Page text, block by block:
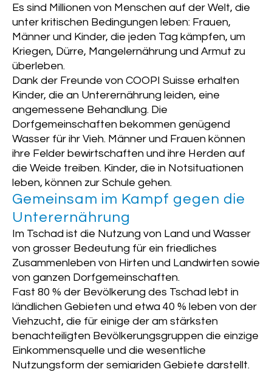
Es sind Millionen von Menschen auf der Welt, die
unter kritischen Bedingungen leben: Frauen,
Männer und Kinder, die jeden Tag kämpfen, um
Kriegen, Dürre, Mangelernährung und Armut zu
überleben.
Dank der Freunde von COOPI Suisse erhalten
Kinder, die an Unterernährung leiden, eine
angemessene Behandlung. Die
Dorfgemeinschaften bekommen genügend
Wasser für ihr Vieh. Männer und Frauen können
ihre Felder bewirtschaften und ihre Herden auf
die Weide treiben. Kinder, die in Notsituationen
leben, können zur Schule gehen.
Gemeinsam im Kampf gegen die
Unterernährung
Im Tschad ist die Nutzung von Land und Wasser
von grosser Bedeutung für ein friedliches
Zusammenleben von Hirten und Landwirten sowie
von ganzen Dorfgemeinschaften.
Fast 80 % der Bevölkerung des Tschad lebt in
ländlichen Gebieten und etwa 40 % leben von der
Viehzucht, die für einige der am stärksten
benachteiligten Bevölkerungsgruppen die einzige
Einkommensquelle und die wesentliche
Nutzungsform der semiariden Gebiete darstellt.